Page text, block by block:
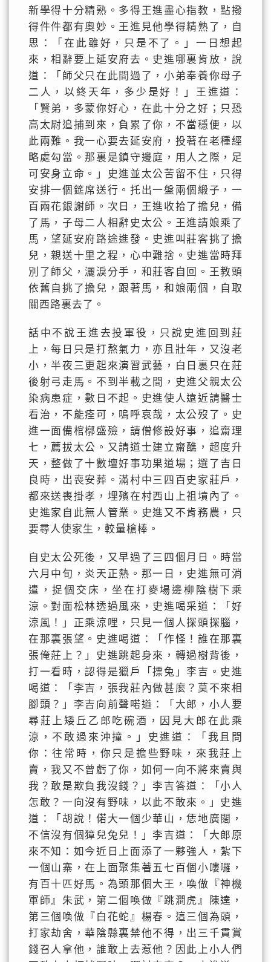
新學得十分精熟。多得王進盡心指教，點撥
得件件都有奧妙。王進見他學得精熟了，自
思：「在此雖好，只是不了。」一日想起
來，相辭要上延安府去。史進哪裏肯放，說
道：「師父只在此間過了，小弟奉養你母子
二人，以終天年，多少是好！」王進道：
「賢弟，多蒙你好心，在此十分之好；只恐
高太尉追捕到來，負累了你，不當穩便，以
此兩難。我一心要去延安府，投著在老種經
略處勾當。那裏是鎮守邊庭，用人之際，足
可安身立命。」史進並太公苦留不住，只得
安排一個筵席送行。托出一盤兩個緞子，一
百兩花銀謝師。次日，王進收拾了擔兒，備
了馬，子母二人相辭史太公。王進請娘乘了
馬，望延安府路途進發。史進叫莊客挑了擔
兒，親送十里之程，心中難捨。史進當時拜
別了師父，灑淚分手，和莊客自回。王教頭
依舊自挑了擔兒，跟著馬，和娘兩個，自取
關西路裏去了。
話中不說王進去投軍役，只說史進回到莊
上，每日只是打熬氣力，亦且壯年，又沒老
小，半夜三更起來演習武藝，白日裏只在莊
後射弓走馬。不到半載之間，史進父親太公
染病患症，數日不起。史進使人遠近請醫士
看治，不能痊可，嗚呼哀哉，太公歿了。史
進一面備棺槨盛殮，請僧修設好事，追齋理
七，薦拔太公。又請道士建立齋醮，超度升
天，整做了十數壇好事功果道場；選了吉日
良時，出喪安葬。滿村中三四百史家莊戶，
都來送喪掛孝，埋殯在村西山上祖墳內了。
史進家自此無人管業。史進又不肯務農，只
要尋人使家生，較量槍棒。
自史太公死後，又早過了三四個月日。時當
六月中旬，炎天正熱。那一日，史進無可消
遣，捉個交床，坐在打麥場邊柳陰樹下乘
涼。對面松林透過風來，史進喝采道：「好
涼風！」正乘涼哩，只見一個人探頭探腦，
在那裏張望。史進喝道：「作怪！誰在那裏
張俺莊上？」史進跳起身來，轉過樹背後，
打一看時，認得是獵戶「摽兔」李吉。史進
喝道：「李吉，張我莊內做甚麼？莫不來相
腳頭？」李吉向前聲喏道：「大郎，小人要
尋莊上矮丘乙郎吃碗酒，因見大郎在此乘
涼，不敢過來沖撞。」史進道：「我且問
你：往常時，你只是擔些野味，來我莊上
賣，我又不曾虧了你，如何一向不將來賣與
我？敢是欺負我沒錢？」李吉答道：「小人
怎敢？一向沒有野味，以此不敢來。」史進
道：「胡說！偌大一個少華山，恁地廣闊，
不信沒有個獐兒兔兒！」李吉道：「大郎原
來不知：如今近日上面添了一夥強人，紮下
一個山寨，在上面聚集著五七百個小嘍囉，
有百十匹好馬。為頭那個大王，喚做『神機
軍師』朱武，第二個喚做『跳澗虎』陳達，
第三個喚做『白花蛇』楊春。這三個為頭，
打家劫舍，華陰縣裏禁他不得，出三千貫賞
錢召人拿他，誰敢上去惹他？因此上小人們